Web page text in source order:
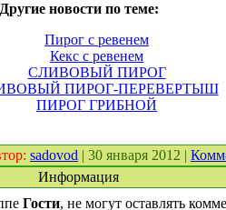
Другие новости по теме:
Пирог с ревенем
Кекс с ревенем
СЛИВОВЫЙ ПИРОГ
ПИРОГ-ПЕРЕВЕРТЫШ
ПИРОГ ГРИБНОЙ
sadovod | 30 января 2012 |
Информация
Гости, не могут оставлять